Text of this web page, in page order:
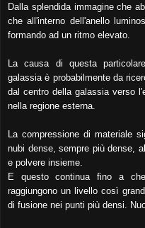
Dalla splendida immagine che
che all'interno dell'anello
formando ad un ritmo elevato.
La causa di questa
galassia è probabilmente da
dal centro della galassia verso
nella regione esterna.
La compressione di materiale
nubi dense, sempre più dense,
e polvere insieme.
E questo continua fino a
raggiungono un livello così
di fusione nei punti più densi.